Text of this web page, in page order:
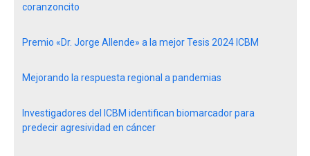
coranzoncito
Premio «Dr. Jorge Allende» a la mejor Tesis 2024 ICBM
Mejorando la respuesta regional a pandemias
Investigadores del ICBM identifican biomarcador para
predecir agresividad en cáncer